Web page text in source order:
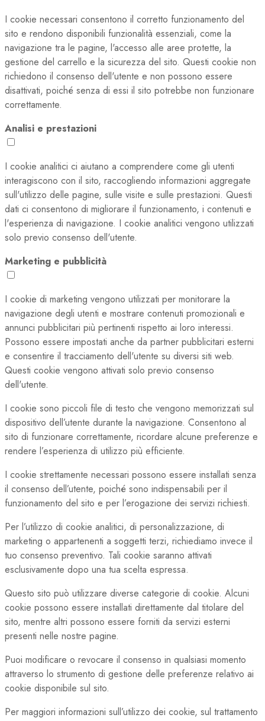
I cookie necessari consentono il corretto funzionamento del
sito e rendono disponibili funzionalità essenziali, come la
navigazione tra le pagine, l'accesso alle aree protette, la
gestione del carrello e la sicurezza del sito. Questi cookie non
richiedono il consenso dell'utente e non possono essere
disattivati, poiché senza di essi il sito potrebbe non funzionare
correttamente.
Analisi e prestazioni
I cookie analitici ci aiutano a comprendere come gli utenti
interagiscono con il sito, raccogliendo informazioni aggregate
sull'utilizzo delle pagine, sulle visite e sulle prestazioni. Questi
dati ci consentono di migliorare il funzionamento, i contenuti e
l'esperienza di navigazione. I cookie analitici vengono utilizzati
solo previo consenso dell'utente.
Marketing e pubblicità
I cookie di marketing vengono utilizzati per monitorare la
navigazione degli utenti e mostrare contenuti promozionali e
annunci pubblicitari più pertinenti rispetto ai loro interessi.
Possono essere impostati anche da partner pubblicitari esterni
e consentire il tracciamento dell'utente su diversi siti web.
Questi cookie vengono attivati solo previo consenso
dell'utente.
I cookie sono piccoli file di testo che vengono memorizzati sul
dispositivo dell’utente durante la navigazione. Consentono al
sito di funzionare correttamente, ricordare alcune preferenze e
rendere l’esperienza di utilizzo più efficiente.
I cookie strettamente necessari possono essere installati senza
il consenso dell’utente, poiché sono indispensabili per il
funzionamento del sito e per l’erogazione dei servizi richiesti.
Per l’utilizzo di cookie analitici, di personalizzazione, di
marketing o appartenenti a soggetti terzi, richiediamo invece il
tuo consenso preventivo. Tali cookie saranno attivati
esclusivamente dopo una tua scelta espressa.
Questo sito può utilizzare diverse categorie di cookie. Alcuni
cookie possono essere installati direttamente dal titolare del
sito, mentre altri possono essere forniti da servizi esterni
presenti nelle nostre pagine.
Puoi modificare o revocare il consenso in qualsiasi momento
attraverso lo strumento di gestione delle preferenze relativo ai
cookie disponibile sul sito.
Per maggiori informazioni sull’utilizzo dei cookie, sul trattamento